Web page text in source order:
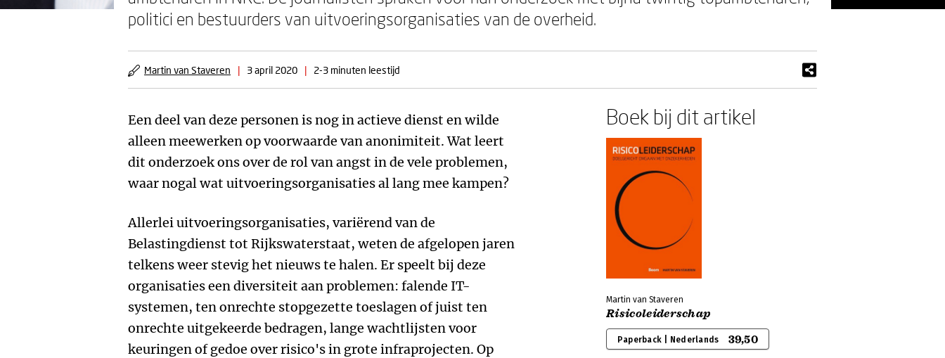
politici en bestuurders van uitvoeringsorganisaties van de overheid.
Martin van Staveren | 3 april 2020 | 2-3 minuten leestijd
Een deel van deze personen is nog in actieve dienst en wilde
alleen meewerken op voorwaarde van anonimiteit. Wat leert
dit onderzoek ons over de rol van angst in de vele problemen,
waar nogal wat uitvoeringsorganisaties al lang mee kampen?
Allerlei uitvoeringsorganisaties, variërend van de
Belastingdienst tot Rijkswaterstaat, weten de afgelopen jaren
telkens weer stevig het nieuws te halen. Er speelt bij deze
organisaties een diversiteit aan problemen: falende IT-
systemen, ten onrechte stopgezette toeslagen of juist ten
onrechte uitgekeerde bedragen, lange wachtlijsten voor
keuringen of gedoe over risico's in grote infraprojecten. Op
Boek bij dit artikel
Martin van Staveren
Risicoleiderschap
Paperback | Nederlands 39,50